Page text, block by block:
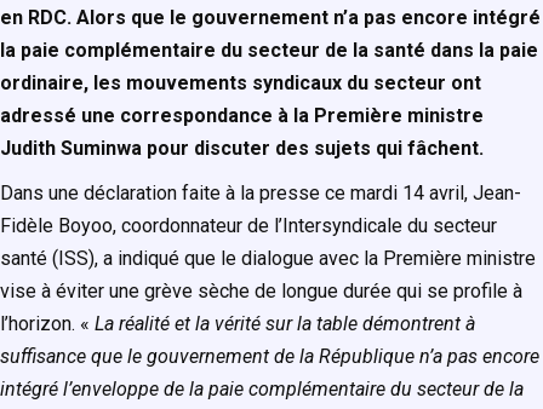
en RDC. Alors que le gouvernement n’a pas encore intégré
la paie complémentaire du secteur de la santé dans la paie
ordinaire, les mouvements syndicaux du secteur ont
adressé une correspondance à la Première ministre
Judith Suminwa pour discuter des sujets qui fâchent.
Dans une déclaration faite à la presse ce mardi 14 avril, Jean-
Fidèle Boyoo, coordonnateur de l’Intersyndicale du secteur
santé (ISS), a indiqué que le dialogue avec la Première ministre
vise à éviter une grève sèche de longue durée qui se profile à
l’horizon. « La réalité et la vérité sur la table démontrent à
suffisance que le gouvernement de la République n’a pas encore
intégré l’enveloppe de la paie complémentaire du secteur de la